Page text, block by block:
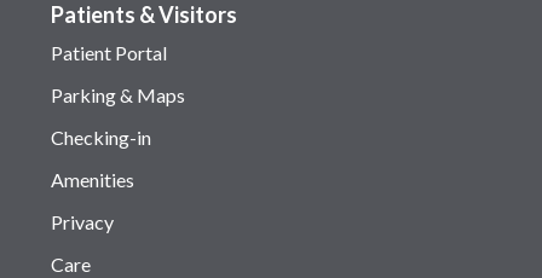
Patients & Visitors
Patient Portal
Parking & Maps
Checking-in
Amenities
Privacy
Care